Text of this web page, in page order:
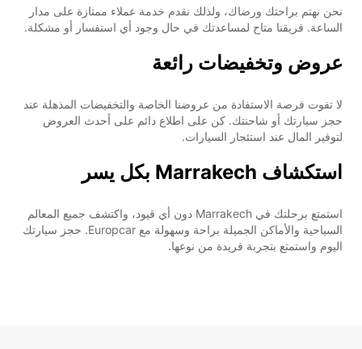
نحن نهتم براحتك ورضاك، ولذلك نقدم خدمة عملاء ممتازة على مدار
الساعة. فريقنا متاح لمساعدتك في حال وجود أي استفسار أو مشكلة.
عروض وتخفيضات رائعة
لا تفوت فرصة الاستفادة من عروضنا الخاصة والتخفيضات المذهلة عند
حجز سيارتك أو شاحنتك. كن على اطلاع دائم على أحدث العروض
لتوفير المال عند استئجار السيارات.
استكشاف Marrakech بكل يسر
استمتع برحلتك في Marrakech دون أي قيود، واكتشف جميع المعالم
السياحية والأماكن الجميلة براحة وسهولة مع Europcar. حجز سيارتك
اليوم واستمتع بتجربة فريدة من نوعها.